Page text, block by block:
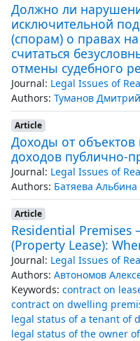
Должно ли
исключительной
(спорам) о правах
считаться
отмены судебного
Journal: Legal Issues of
Authors: Туманов
Article
Доходы от объектов
доходов публично-
Journal: Legal Issues of
Authors: Батяева
Article
Residential Premises
(Property Lease):
Journal: Legal Issues of
Authors: Автономов
Keywords: contract on
contract on dwelling
legal status of a tenant of
legal status of the owner